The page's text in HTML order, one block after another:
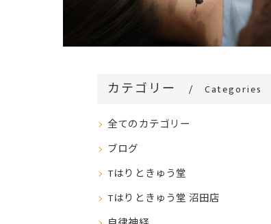
カテゴリー Categories
全てのカテゴリー
ブログ
Tはりときゅう堂
Tはりときゅう堂 沼田店